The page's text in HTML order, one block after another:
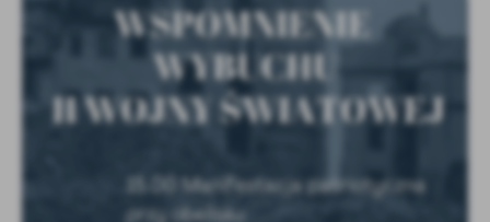
Firmy te działają w charakterze pośredników prezentujących nasze
treści w postaci wiadomości, ofert, komunikatów mediów
społecznościowych.